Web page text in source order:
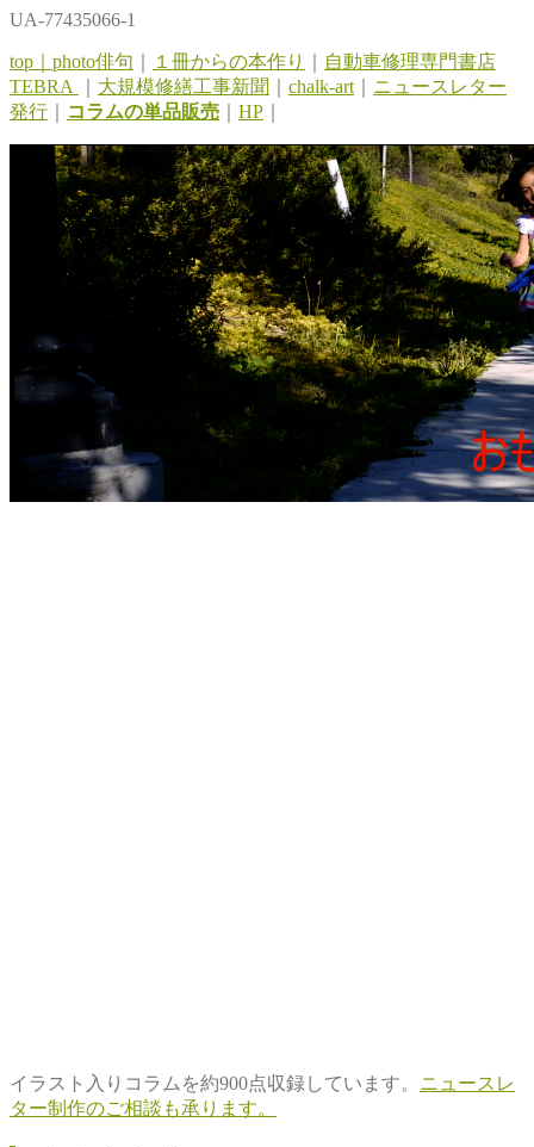
UA-77435066-1
top｜ photo俳句 １冊からの本作り
自動車修理専門書店
TEBRA
大規模修繕工事新聞 chalk-art
ニュースレター
発行
コラムの単品販売 HP
イラスト入りコラムを約900点収録しています。 ニュースレ
ター制作のご相談も承ります。